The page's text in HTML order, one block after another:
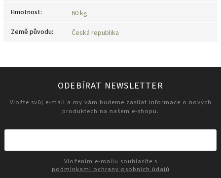
Hmotnost:
60 kg
Země původu: Česká republika
ODEBÍRAT NEWSLETTER
Vložte svůj e-mail a my vám budeme zasílat informace o nových
produktech na našem e-shopu.
podmínkami ochrany osobních údajů